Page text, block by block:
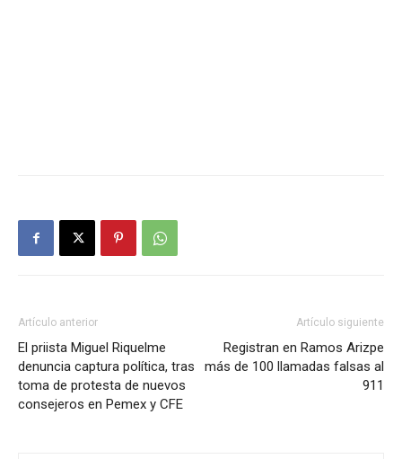
Artículo anterior
El priista Miguel Riquelme
denuncia captura política, tras
toma de protesta de nuevos
consejeros en Pemex y CFE
Artículo siguiente
Registran en Ramos Arizpe
más de 100 llamadas falsas al
911